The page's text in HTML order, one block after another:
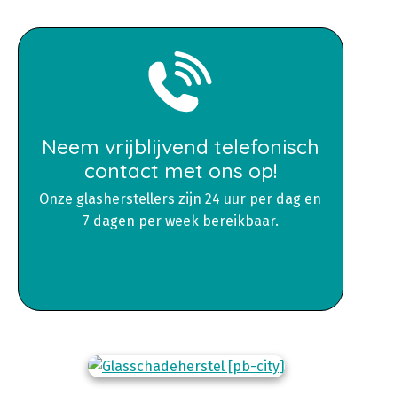
Neem vrijblijvend telefonisch
contact met ons op!
Onze glasherstellers zijn 24 uur per dag en
7 dagen per week bereikbaar.